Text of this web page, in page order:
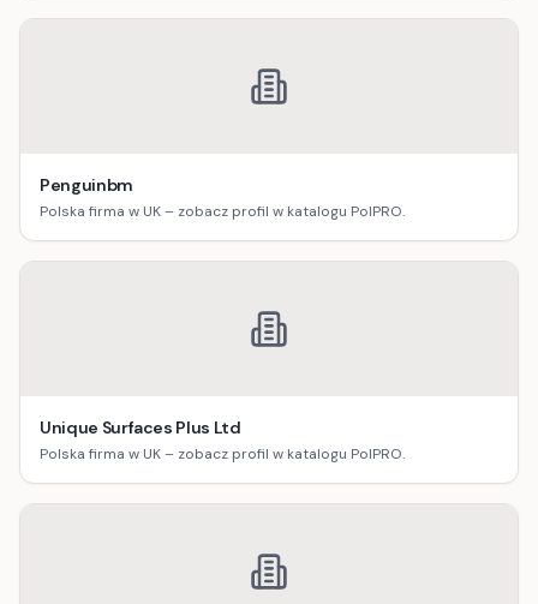
Penguinbm
Polska firma w UK – zobacz profil w katalogu PolPRO.
Unique Surfaces Plus Ltd
Polska firma w UK – zobacz profil w katalogu PolPRO.